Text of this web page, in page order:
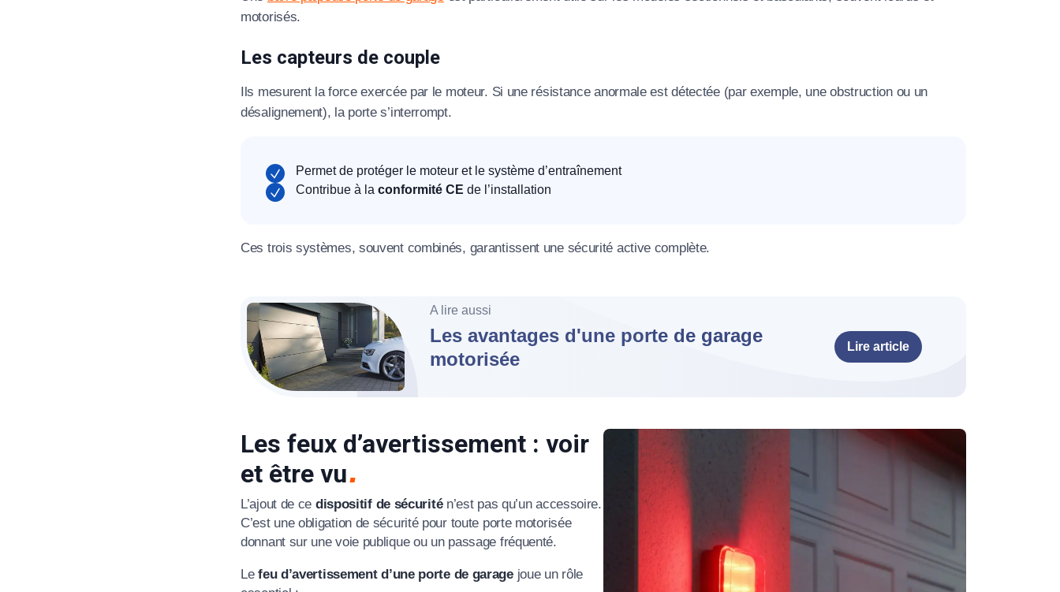
motorisés.
Les capteurs de couple
Ils mesurent la force exercée par le moteur. Si une résistance anormale est détectée (par exemple, une obstruction ou un
désalignement), la porte s’interrompt.
Permet de protéger le moteur et le système d’entraînement
Contribue à la conformité CE de l’installation
Ces trois systèmes, souvent combinés, garantissent une sécurité active complète.
A lire aussi
Les avantages d'une porte de garage
motorisée
Lire article
Les feux d’avertissement : voir
et être vu
L’ajout de ce dispositif de sécurité n’est pas qu’un accessoire.
C’est une obligation de sécurité pour toute porte motorisée
donnant sur une voie publique ou un passage fréquenté.
Lefeu d’avertissement d’une porte de garagejoue un rôle